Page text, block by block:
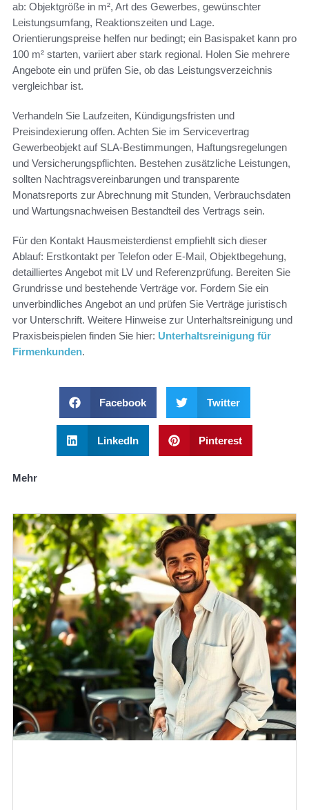
ab: Objektgröße in m², Art des Gewerbes, gewünschter
Leistungsumfang, Reaktionszeiten und Lage.
Orientierungspreise helfen nur bedingt; ein Basispaket kann pro
100 m² starten, variiert aber stark regional. Holen Sie mehrere
Angebote ein und prüfen Sie, ob das Leistungsverzeichnis
vergleichbar ist.
Verhandeln Sie Laufzeiten, Kündigungsfristen und
Preisindexierung offen. Achten Sie im Servicevertrag
Gewerbeobjekt auf SLA-Bestimmungen, Haftungsregelungen
und Versicherungspflichten. Bestehen zusätzliche Leistungen,
sollten Nachtragsvereinbarungen und transparente
Monatsreports zur Abrechnung mit Stunden, Verbrauchsdaten
und Wartungsnachweisen Bestandteil des Vertrags sein.
Für den Kontakt Hausmeisterdienst empfiehlt sich dieser
Ablauf: Erstkontakt per Telefon oder E-Mail, Objektbegehung,
detailliertes Angebot mit LV und Referenzprüfung. Bereiten Sie
Grundrisse und bestehende Verträge vor. Fordern Sie ein
unverbindliches Angebot an und prüfen Sie Verträge juristisch
vor Unterschrift. Weitere Hinweise zur Unterhaltsreinigung und
Praxisbeispielen finden Sie hier: Unterhaltsreinigung für
Firmenkunden.
Facebook Twitter
LinkedIn Pinterest
Mehr